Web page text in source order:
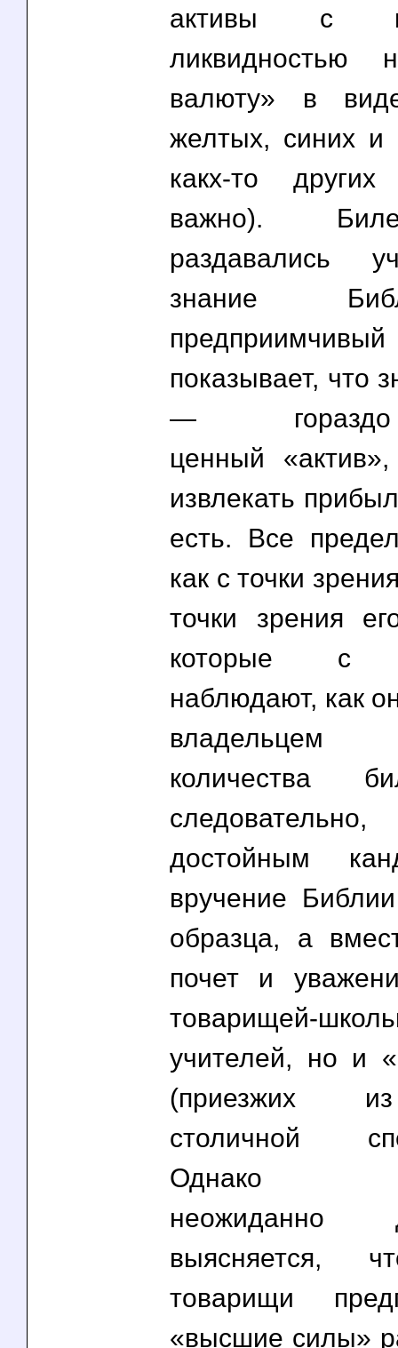
активы с
ликвидностью
валюту» в
желтых, синих и
какх-то
важно).
раздавались
знание
показывает, что
—
ценный
извлекать
есть. Все
как с точки
точки зрения
которые с
наблюдают, как
владельцем
количества
достойным
вручение
образца, а
почет и
товарищей-
учителей, но и
(приезжих
столичной
Однако
товарищи
«высшие силы»